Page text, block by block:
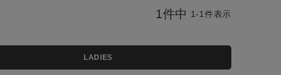
BINGOYAについて
LADIES
1件中 1-1件表示